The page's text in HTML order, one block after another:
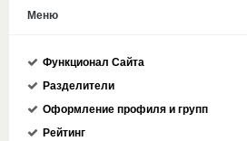
Меню
Функционал Сайта
Разделители
Оформление профиля и групп
Рейтинг